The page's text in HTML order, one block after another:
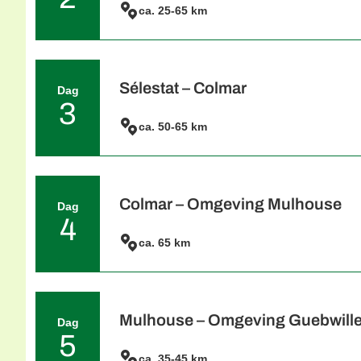
U verlaat Straatsburg langs het Rhône-
Sélestat, rijk aan een opmerkelijk oud
ca. 25-65 km
Dag
3
Sélestat – Colmar
U rijdt door dorpen en langs het kanaal
sprookjesachtige dorpje was ook de
begint ook een stadswandeling. De
koop bij het Office du Tourisme. Met
ca. 50-65 km
Dag
4
Colmar – Omgeving Mulhouse
U neemt afscheid van Colmar. Op
naar Ottmarsheim. Het is de moeite
ca. 65 km
Dag
5
Mulhouse – Omgeving